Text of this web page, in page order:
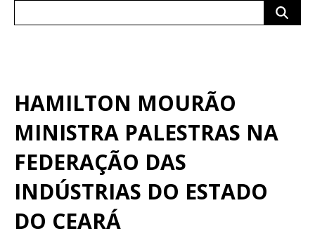
HAMILTON MOURÃO
MINISTRA PALESTRAS NA
FEDERAÇÃO DAS
INDÚSTRIAS DO ESTADO
DO CEARÁ